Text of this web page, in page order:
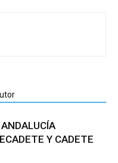
Y CADETE